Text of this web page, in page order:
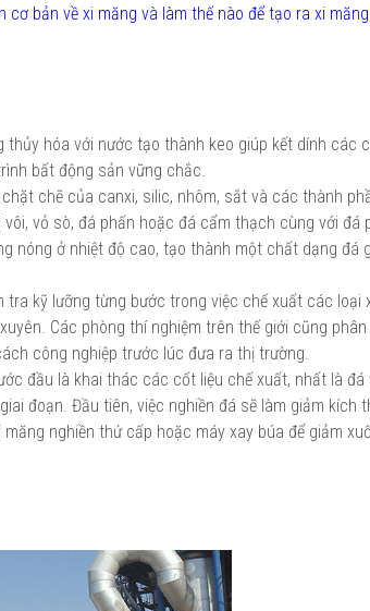
cơ bản về xi măng và làm thế nào để tạo ra xi
hóa với nước tạo thành keo giúp kết dính các
bất động sản vững chắc.
chẽ của canxi, silic, nhôm, sắt và các thành
vỏ sò, đá phấn hoặc đá cẩm thạch cùng với đá
nóng ở nhiệt độ cao, tạo thành một chất dạng đá
kỹ lưỡng từng bước trong việc chế xuất các loại
Các phòng thí nghiệm trên thế giới cũng
công nghiệp trước lúc đưa ra thị trường.
đầu là khai thác các cốt liệu chế xuất, nhất là đá
đoạn. Đầu tiên, việc nghiền đá sẽ làm giảm kích
nghiền thứ cấp hoặc máy xay búa để giảm